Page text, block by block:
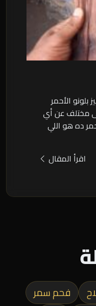
الأحمر
مختلف عن أي
ده هو اللي
اقرأ المقال
فحم سمر